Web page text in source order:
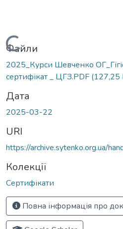
Вантажиться...
Файли
2025_Курси Шевченко
сертифікат _ ЦГЗ.PDF (127,25
Дата
2025-03-22
URI
https://archive.sytenko.org.ua/
Колекції
Сертифікати
Повна інформація про